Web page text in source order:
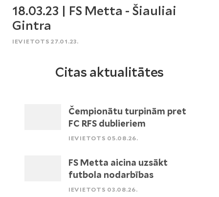
18.03.23 | FS Metta - Šiauliai
Gintra
IEVIETOTS 27.01.23.
Citas aktualitātes
Čempionātu turpinām pret
FC RFS dublieriem
IEVIETOTS 05.08.26.
FS Metta aicina uzsākt
futbola nodarbības
IEVIETOTS 03.08.26.